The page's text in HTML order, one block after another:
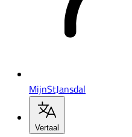
MijnStJansdal
Vertaal